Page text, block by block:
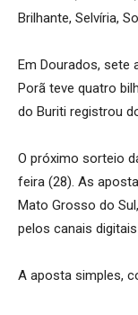
Brilhante, Selvíria,
Em Dourados, sete
Porã teve quatro
do Buriti registrou
O próximo sorteio
feira (28). As
Mato Grosso do
pelos canais digitais
A aposta simples,